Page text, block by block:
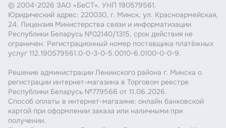
© 2004-2026 ЗАО «БеСТ». УНП 190579561.
Юридический адрес: 220030, г. Минск, ул. Красноармейская,
24. Лицензия Министерства связи и информатизации
Республики Беларусь №02140/1315, срок действия не
ограничен. Регистрационный номер поставщика платёжных
услуг 112.190579561.0-0-3-0-5.0010-6.0100-0-0-9.
Решение администрации Ленинского района г. Минска о
регистрации интернет-магазина в Торговом реестре
Республики Беларусь №779566 от 11.06.2026.
Способ оплаты в интернет-магазине: онлайн банковской
картой при оформлении заказа или наличными при
получении.